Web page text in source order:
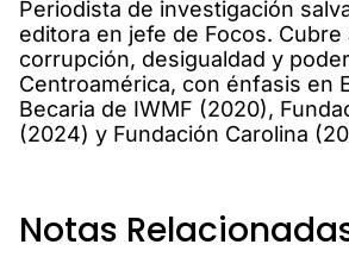
Periodista de investigación
editora en jefe de Focos.
corrupción, desigualdad y
Centroamérica, con énfasis en
Becaria de IWMF (2020),
(2024) y Fundación Carolina
Notas